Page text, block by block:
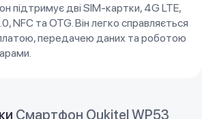
підтримує дві SIM-картки, 4G LTE,
NFC та OTG. Він легко справляється
передачею даних та роботою
Смартфон Oukitel WP53